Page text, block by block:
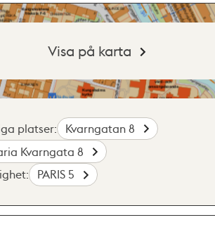
Visa på karta
platser:
Kvarngatan 8
Kvarngata 8
PARIS 5